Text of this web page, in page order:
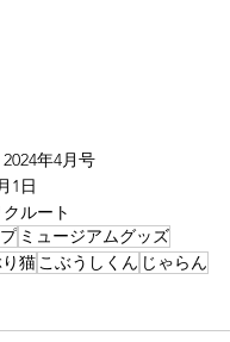
2024年4月号
1日
ルート
ミュージアムグッズ
猫こぶうしくん じゃらん